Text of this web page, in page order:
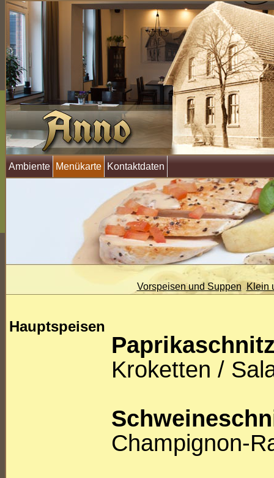
Ambiente Menükarte Kontaktdaten
Vorspeisen und Suppen Klein
Hauptspeisen
Kroketten /
Champignon-